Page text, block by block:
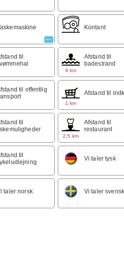
INFO
Kontant
til
9 km
Afstand til
badestrand
til offentlig
1 km
Afstand til
til
2,5 km
Afstand til
restaurant
til
Vi taler tysk
taler norsk Vi taler svensk